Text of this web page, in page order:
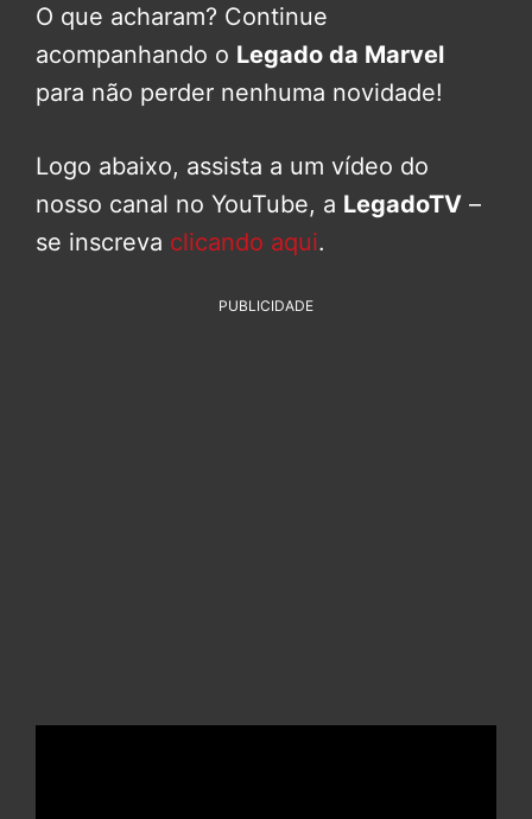
O que acharam? Continue
acompanhando o Legado da Marvel
para não perder nenhuma novidade!
Logo abaixo, assista a um vídeo do
nosso canal no YouTube, a LegadoTV –
se inscreva clicando aqui.
PUBLICIDADE